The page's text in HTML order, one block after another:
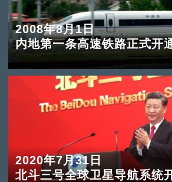
2008年8月1日
内地第一条高速铁路正式开
2020年7月31日
北斗三号全球卫星导航系统